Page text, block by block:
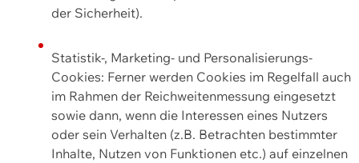
der Sicherheit).
Statistik-, Marketing- und Personalisierungs-
Cookies: Ferner werden Cookies im Regelfall auch
im Rahmen der Reichweitenmessung eingesetzt
sowie dann, wenn die Interessen eines Nutzers
oder sein Verhalten (z.B. Betrachten bestimmter
Inhalte, Nutzen von Funktionen etc.) auf einzelnen